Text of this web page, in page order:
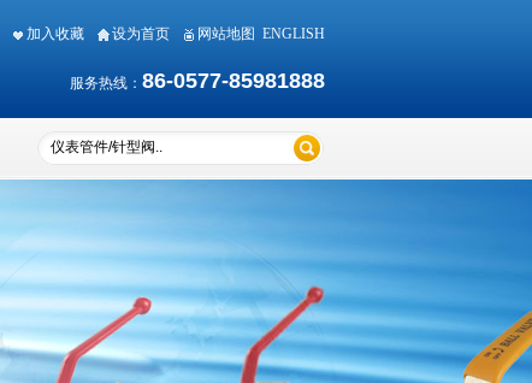
加入收藏 设为首页 网站地图 ENGLISH
服务热线： 86-0577-85981888